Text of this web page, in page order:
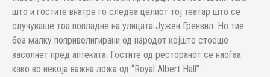
што и гостите внатре го следеа целиот тој театар што се
случуваше тоа попладне на улицата Јужен Гренвил. Но тие
беа малку попривелигирани од народот којшто стоеше
засолнет пред аптеката. Гостите од ресторанот се наоѓаа
како во некоја важна ложа од “Royal Albert Hall”.